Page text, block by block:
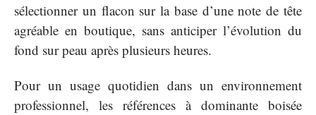
sélectionner un flacon sur la base d’une note de tête
agréable en boutique, sans anticiper l’évolution du
fond sur peau après plusieurs heures.
Pour un usage quotidien dans un environnement
professionnel, les références à dominante boisée